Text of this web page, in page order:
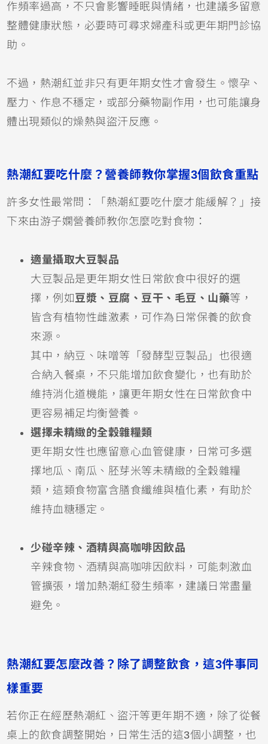
作頻率過高，不只會影響睡眠與情緒，也建議多留意
整體健康狀態，必要時可尋求婦產科或更年期門診協
助。
不過，熱潮紅並非只有更年期女性才會發生。懷孕、
壓力、作息不穩定，或部分藥物副作用，也可能讓身
體出現類似的燥熱與盜汗反應。
熱潮紅要吃什麼？營養師教你掌握3個飲食重點
許多女性最常問：「熱潮紅要吃什麼才能緩解？」接
下來由游子嫻營養師教你怎麼吃對食物：
適量攝取大豆製品
大豆製品是更年期女性日常飲食中很好的選
擇，例如豆漿、豆腐、豆干、毛豆、山藥等，
皆含有植物性雌激素，可作為日常保養的飲食
來源。
其中，納豆、味噌等「發酵型豆製品」也很適
合納入餐桌，不只能增加飲食變化，也有助於
維持消化道機能，讓更年期女性在日常飲食中
更容易補足均衡營養。
選擇未精緻的全穀雜糧類
更年期女性也應留意心血管健康，日常可多選
擇地瓜、南瓜、胚芽米等未精緻的全穀雜糧
類，這類食物富含膳食纖維與植化素，有助於
維持血糖穩定。
少碰辛辣、酒精與高咖啡因飲品
辛辣食物、酒精與高咖啡因飲料，可能刺激血
管擴張，增加熱潮紅發生頻率，建議日常盡量
避免。
熱潮紅要怎麼改善？除了調整飲食，這3件事同
樣重要
若你正在經歷熱潮紅、盜汗等更年期不適，除了從餐
桌上的飲食調整開始，日常生活的這3個小調整，也